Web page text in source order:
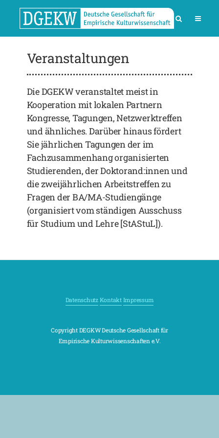
Veranstaltungen
Die DGEKW veranstaltet meist in
Kooperation mit lokalen Partnern
Kongresse, Tagungen, Netzwerktreffen
und ähnliches. Darüber hinaus fördert
Sie jährlichen Tagungen der im
Fachzusammenhang organisierten
Studierenden, der Doktorand:innen und
die zweijährlichen Arbeitstreffen zu
Fragen der BA/MA-Studiengänge
(organisiert vom ständigen Ausschuss
für Studium und Lehre [StAStuL]).
DatenschutzKontaktImpressum
Copyright DEGKW Deutsche Gesellschaft für
Empirische Kulturwissenschaften e.V.